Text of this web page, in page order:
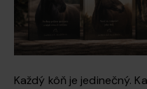
Každý kôň je jedinečný.